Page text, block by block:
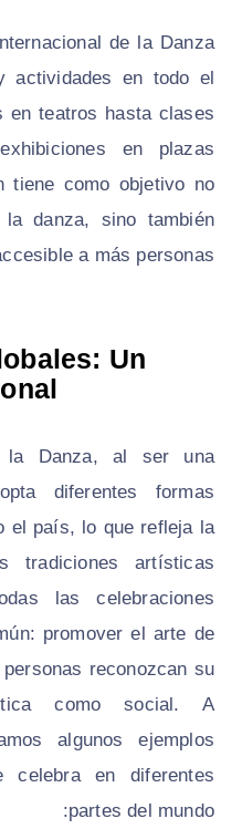
de la Danza
actividades en todo el
en teatros hasta clases
en plazas
tiene como objetivo no
danza, sino también
a más personas.
Un
la Danza, al ser una
diferentes formas
el país, lo que refleja la
tradiciones artísticas
las celebraciones
promover el arte de
reconozcan su
como social. A
algunos ejemplos
celebra en diferentes
partes del mundo: